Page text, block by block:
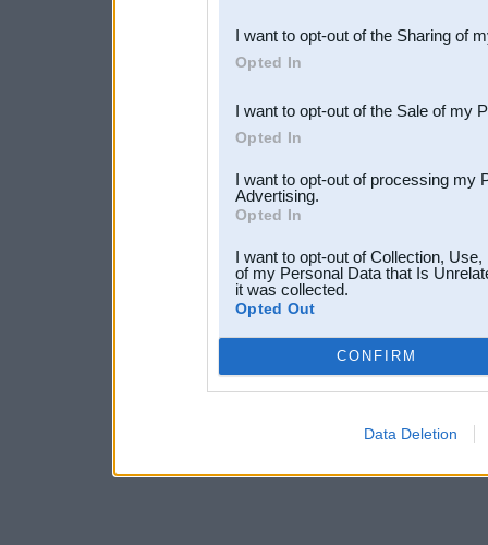
Downstream Participants
third parties.
I want to opt-out of the Sharing of
Opted In
I want to opt-out of the Sale of my
Opted In
I want to opt-out of processing my
Advertising.
Opted In
I want to opt-out of Collection,
of my Personal Data that Is
it was collected.
Opted Out
CONFIRM
Data Deletion